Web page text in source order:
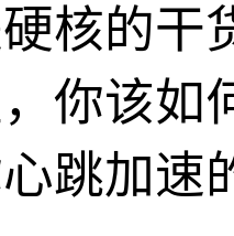
核的
你该如
跳加速